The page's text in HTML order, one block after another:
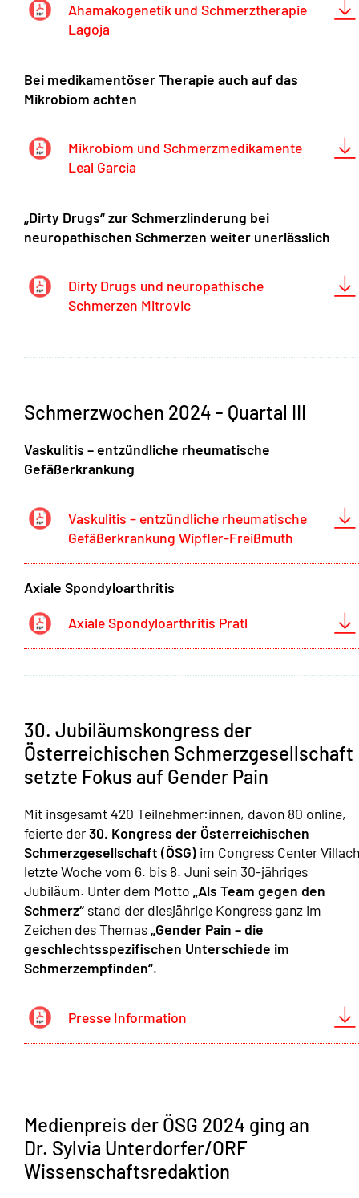
Ahamakogenetik und Schmerztherapie
Lagoja
Bei medikamentöser Therapie auch auf das
Mikrobiom achten
Mikrobiom und Schmerzmedikamente
Leal Garcia
„Dirty Drugs“ zur Schmerzlinderung bei
neuropathischen Schmerzen weiter unerlässlich
Dirty Drugs und neuropathische
Schmerzen Mitrovic
Schmerzwochen 2024 - Quartal III
Vaskulitis – entzündliche rheumatische
Gefäßerkrankung
Vaskulitis – entzündliche rheumatische
Gefäßerkrankung Wipfler-Freißmuth
Axiale Spondyloarthritis
Axiale Spondyloarthritis Pratl
30. Jubiläumskongress der
Österreichischen Schmerzgesellschaft
setzte Fokus auf Gender Pain
Mit insgesamt 420 Teilnehmer:innen, davon 80 online,
feierte der30. Kongress der Österreichischen
Schmerzgesellschaft (ÖSG) im Congress Center Villach
letzte Woche vom 6. bis 8. Juni sein 30-jähriges
Jubiläum. Unter dem Motto „Als Team gegen den
Schmerz“ stand der diesjährige Kongress ganz im
Zeichen des Themas„Gender Pain – die
geschlechtsspezifischen Unterschiede im
Schmerzempfinden“.
Presse Information
Medienpreis der ÖSG 2024 ging an
Dr. Sylvia Unterdorfer/ORF
Wissenschaftsredaktion